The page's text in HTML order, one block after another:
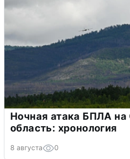
Ночная атака БПЛА
область: хронология
8 августа 0